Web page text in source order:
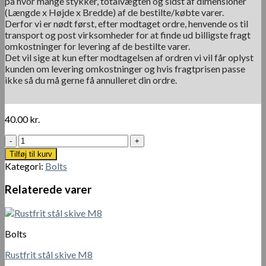
(Længde x Højde x Bredde) af de bestilte/købte varer.
Derfor vi er nødt først, efter modtaget ordre, henvende os til
transport og post virksomheder for at finde ud billigste fragt
omkostninger for levering af de bestilte varer.
Det vil sige at kun efter modtagelsen af ordren vi vil får oplyst
kunden om levering omkostninger og hvis fragtprisen passe
ikke så du må gerne få annulleret din ordre.
40.00kr.
M8
x
24
cm
sekskantskruer
med
-
maskinskruer
i
rustfrit
Tilføj til kurv
Kategori: Bolts
Relaterede varer
Bolts
Rustfrit stål skive M8